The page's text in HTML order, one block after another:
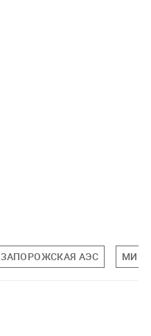
ЗАПОРОЖСКАЯ АЭС